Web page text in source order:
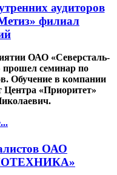
аудиторов
филиал
ОАО «Северсталь-
прошел семинар по
Обучение в компании
Центра «Приоритет»
ОАО